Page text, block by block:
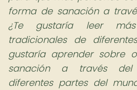
forma de sanación a
¿Te gustaría leer
tradicionales de
gustaría aprender sobre
sanación a través del
diferentes partes del